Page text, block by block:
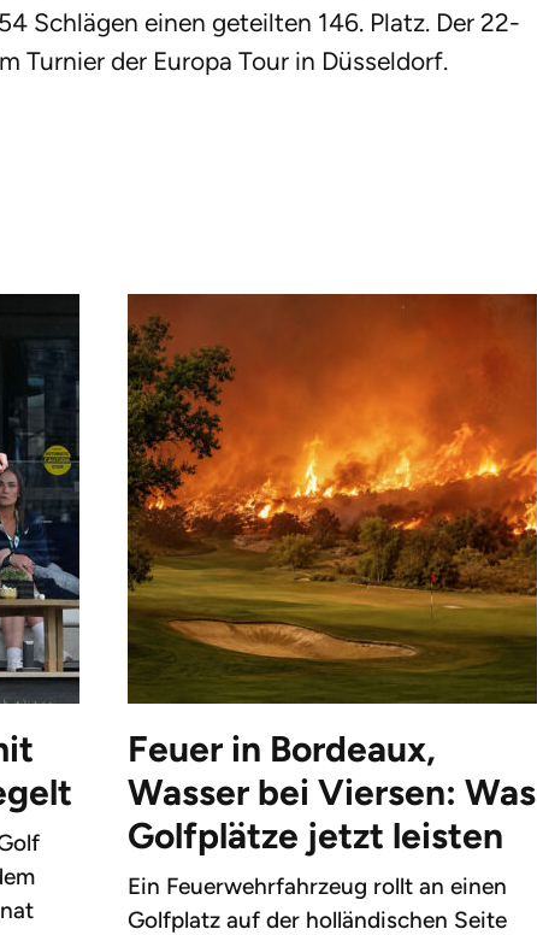
Schlägen einen geteilten 146. Platz. Der 22-
Turnier der Europa Tour in Düsseldorf.
Feuer in Bordeaux,
Wasser bei Viersen: Was
Golfplätze jetzt leisten
Ein Feuerwehrfahrzeug rollt an einen
Golfplatz auf der holländischen Seite